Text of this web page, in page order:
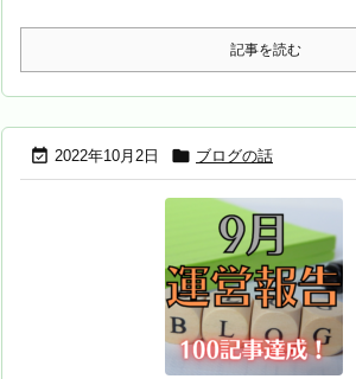
記事を読む
 2022年10月2日  ブログの話